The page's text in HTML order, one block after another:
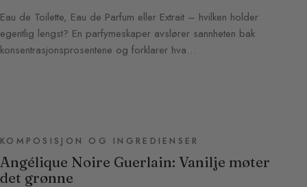
Eau de Toilette, Eau de Parfum eller Extrait – hvilken holder
egentlig lengst? En parfymeskaper avslører sannheten bak
konsentrasjonsprosentene og forklarer hva…
KOMPOSISJON OG INGREDIENSER
Angélique Noire Guerlain: Vanilje møter
det grønne